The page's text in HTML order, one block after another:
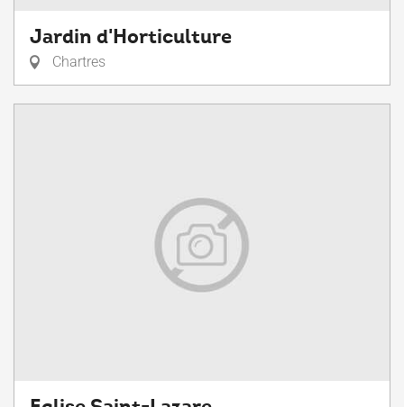
Jardin d'Horticulture
Chartres